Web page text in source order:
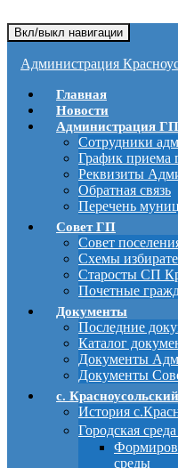
Вкл/выкл навигации
Администрация
Главная
Новости
Администрация ГП
Сотрудники
График приема
Реквизиты
Обратная связь
Перечень
Совет ГП
Совет
Схемы
Старосты СП
Почетные
Документы
Последние
Каталог
Документы
Документы
с. Красноусольский
История
Городская среда
среды